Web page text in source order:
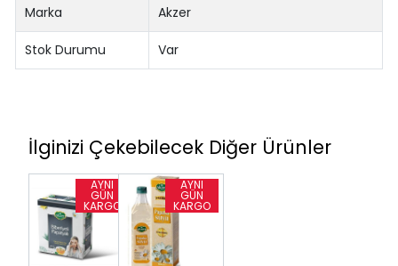
Marka Akzer
Stok Durumu Var
İlginizi Çekebilecek Diğer Ürünler